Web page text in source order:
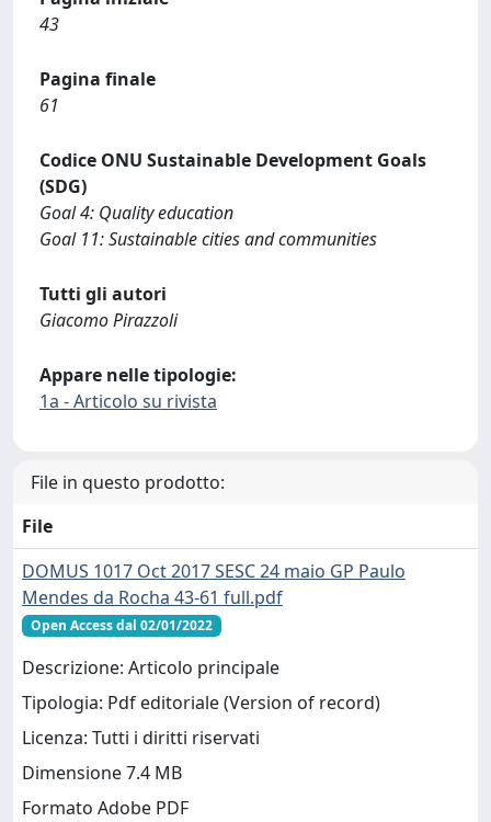
43
Pagina finale
61
Codice ONU Sustainable Development Goals
(SDG)
Goal 4: Quality education
Goal 11: Sustainable cities and communities
Tutti gli autori
Giacomo Pirazzoli
Appare nelle tipologie:
1a - Articolo su rivista
File in questo prodotto:
File
DOMUS 1017 Oct 2017 SESC 24 maio GP Paulo
Mendes da Rocha 43-61 full.pdf
Open Access dal 02/01/2022
Descrizione: Articolo principale
Tipologia: Pdf editoriale (Version of record)
Licenza: Tutti i diritti riservati
Dimensione 7.4 MB
Formato Adobe PDF